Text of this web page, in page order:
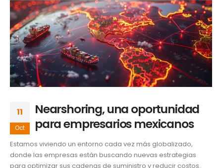
11
Oct
Nearshoring, una oportunidad
para empresarios mexicanos
Estamos viviendo un entorno cada vez más globalizado,
donde las empresas están buscando nuevas estrategias
para optimizar sus cadenas de suministro y reducir costos.